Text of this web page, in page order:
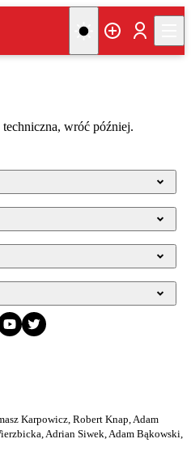
techniczna, wróć później.
Karpowicz, Robert Knap, Adam
Adrian Siwek, Adam Bąkowski,